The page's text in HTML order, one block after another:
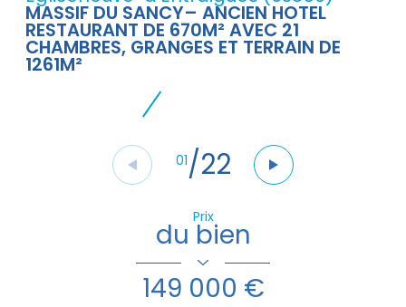
MASSIF DU SANCY– ANCIEN HOTEL
RESTAURANT DE 670M² AVEC 21
CHAMBRES, GRANGES ET TERRAIN DE
1261M²
01/22
Prix
du bien
149 000 €